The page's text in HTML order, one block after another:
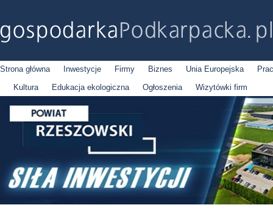
Strona główna Inwestycje Firmy Biznes Unia Europejska
Kultura
Edukacja ekologiczna Ogłoszenia Wizytówki firm